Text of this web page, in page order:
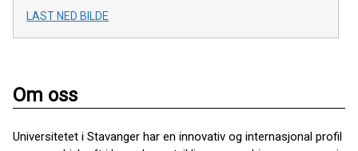
LAST NED BILDE
Om oss
Universitetet i Stavanger har en innovativ og internasjonal profil